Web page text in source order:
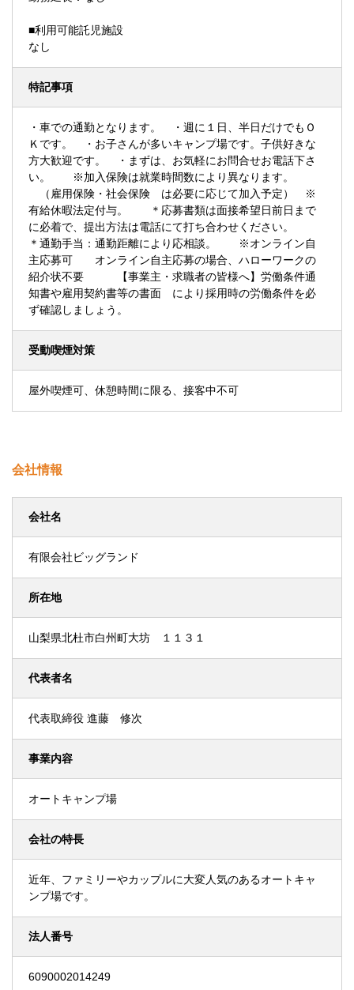
■利用可能託児施設
なし
特記事項
・車での通勤となります。 ・週に１日、半日だけでもＯ
Ｋです。 ・お子さんが多いキャンプ場です。子供好きな
方大歓迎です。 ・まずは、お気軽にお問合せお電話下さ
い。 ※加入保険は就業時間数により異なります。
（雇用保険・社会保険 は必要に応じて加入予定） ※
有給休暇法定付与。 ＊応募書類は面接希望日前日まで
に必着で、提出方法は電話にて打ち合わせください。
＊通勤手当：通勤距離により応相談。 ※オンライン自
主応募可 オンライン自主応募の場合、ハローワークの
紹介状不要 【事業主・求職者の皆様へ】労働条件通
知書や雇用契約書等の書面 により採用時の労働条件を必
ず確認しましょう。
受動喫煙対策
屋外喫煙可、休憩時間に限る、接客中不可
会社情報
会社名
有限会社ビッグランド
所在地
山梨県北杜市白州町大坊 １１３１
代表者名
代表取締役 進藤 修次
事業内容
オートキャンプ場
会社の特長
近年、ファミリーやカップルに大変人気のあるオートキャ
ンプ場です。
法人番号
6090002014249